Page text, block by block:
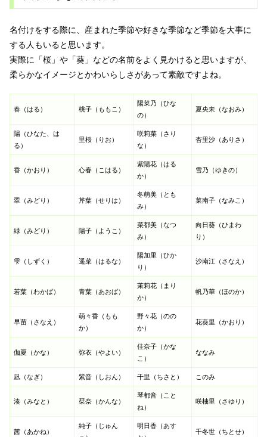
名付けをする際に、産まれた季節や好きな季節など季節を大事に
する人もいると思います。
実際に「桜」や「葵」などの名前をよく見かけると思いますが、
柔らかなイメージとかわいらしさがあって素敵ですよね。
春（はる） 桃子（ももこ）
陽菜乃（ひな
の）
夏央未（なおみ）
陽（ひなた、は
る）
里桜（りお）
咲莉菜（さり
な）
杏里沙（ありさ）
香（かおり） 心春（こはる）
紫陽花（はる
か）
雪乃（ゆきの）
翠（みどり） 芹葉（せりは）
冬萌美（とも
み）
菜南子（なみこ）
緑（みどり） 陽子（ようこ）
菜都美（なつ
み）
向日葵（ひまわ
り）
雫（しずく） 遥菜（はるな）
陽加里（ひか
り）
沙南江（さなえ）
若葉（わかば） 青葉（あおば）
茉莉花（まり
か）
帆乃華（ほのか）
早苗（さなえ）
萌々香（もも
か）
野々花（のの
か）
花葵里（かおり）
伽夏（かな） 弥衣（やよい）
佳奈子（かな
こ）
ななみ
凪（なぎ） 紫音（しおん） 千里（ちさと） このみ
湊（みなと） 栞奈（かんな）
琴都音（こと
ね）
咲柚里（さゆり）
茜（あかね）
純子（じゅん
明日香（あす
千冬世（ちとせ）